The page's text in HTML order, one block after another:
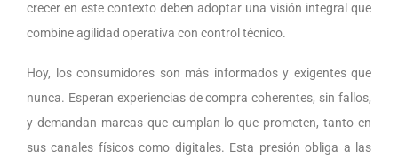
crecer en este contexto deben adoptar una visión integral que
combine agilidad operativa con control técnico.
Hoy, los consumidores son más informados y exigentes que
nunca. Esperan experiencias de compra coherentes, sin fallos,
y demandan marcas que cumplan lo que prometen, tanto en
sus canales físicos como digitales. Esta presión obliga a las